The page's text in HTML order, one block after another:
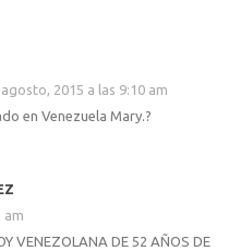
agosto, 2015 a las 9:10 am
en Venezuela Mary.?
am
VENEZOLANA DE 52 AÑOS DE